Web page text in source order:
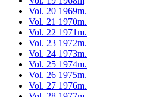
Vol. 20 1969m.
Vol. 21 1970m.
Vol. 22 1971m.
Vol. 23 1972m.
Vol. 24 1973m.
Vol. 25 1974m.
Vol. 26 1975m.
Vol. 27 1976m.